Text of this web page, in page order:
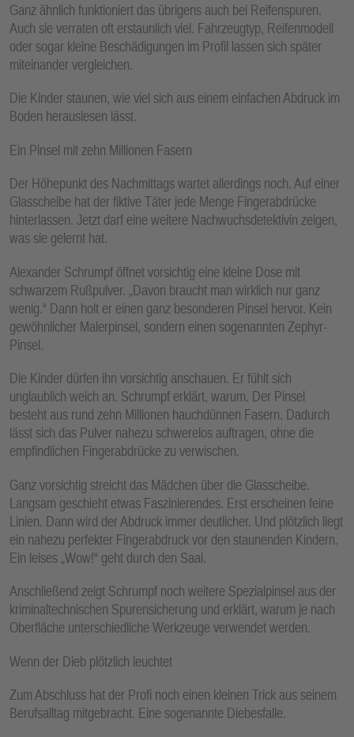
Ganz ähnlich funktioniert das übrigens auch bei Reifenspuren.
Auch sie verraten oft erstaunlich viel. Fahrzeugtyp, Reifenmodell
oder sogar kleine Beschädigungen im Profil lassen sich später
miteinander vergleichen.
Die Kinder staunen, wie viel sich aus einem einfachen Abdruck im
Boden herauslesen lässt.
Ein Pinsel mit zehn Millionen Fasern
Der Höhepunkt des Nachmittags wartet allerdings noch. Auf einer
Glasscheibe hat der fiktive Täter jede Menge Fingerabdrücke
hinterlassen. Jetzt darf eine weitere Nachwuchsdetektivin zeigen,
was sie gelernt hat.
Alexander Schrumpf öffnet vorsichtig eine kleine Dose mit
schwarzem Rußpulver. „Davon braucht man wirklich nur ganz
wenig.“ Dann holt er einen ganz besonderen Pinsel hervor. Kein
gewöhnlicher Malerpinsel, sondern einen sogenannten Zephyr-
Pinsel.
Die Kinder dürfen ihn vorsichtig anschauen. Er fühlt sich
unglaublich weich an. Schrumpf erklärt, warum. Der Pinsel
besteht aus rund zehn Millionen hauchdünnen Fasern. Dadurch
lässt sich das Pulver nahezu schwerelos auftragen, ohne die
empfindlichen Fingerabdrücke zu verwischen.
Ganz vorsichtig streicht das Mädchen über die Glasscheibe.
Langsam geschieht etwas Faszinierendes. Erst erscheinen feine
Linien. Dann wird der Abdruck immer deutlicher. Und plötzlich liegt
ein nahezu perfekter Fingerabdruck vor den staunenden Kindern.
Ein leises „Wow!“ geht durch den Saal.
Anschließend zeigt Schrumpf noch weitere Spezialpinsel aus der
kriminaltechnischen Spurensicherung und erklärt, warum je nach
Oberfläche unterschiedliche Werkzeuge verwendet werden.
Wenn der Dieb plötzlich leuchtet
Zum Abschluss hat der Profi noch einen kleinen Trick aus seinem
Berufsalltag mitgebracht. Eine sogenannte Diebesfalle.